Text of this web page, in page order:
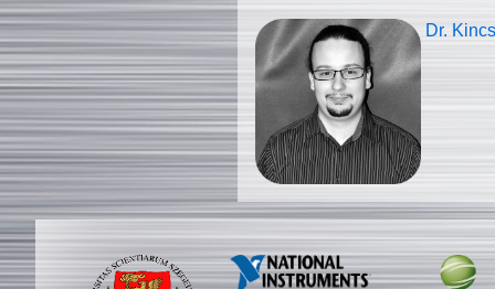
Dr.